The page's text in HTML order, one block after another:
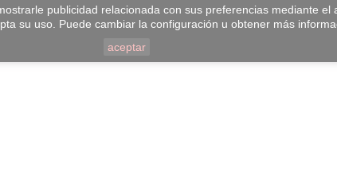
publicidad relacionada con sus preferencias mediante el
su uso. Puede cambiar la configuración u obtener más
aceptar